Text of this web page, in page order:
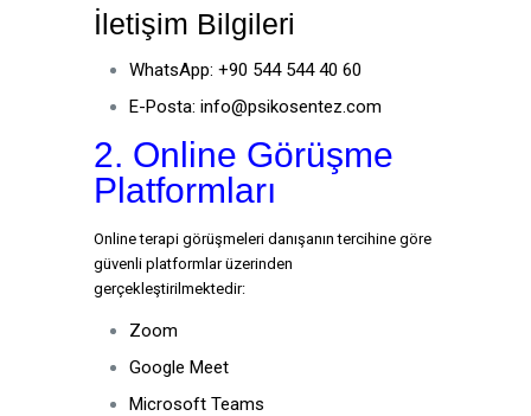
İletişim Bilgileri
WhatsApp: +90 544 544 40 60
E-Posta: info@psikosentez.com
2. Online Görüşme
Platformları
Online terapi görüşmeleri danışanın tercihine göre
güvenli platformlar üzerinden
gerçekleştirilmektedir:
Zoom
Google Meet
Microsoft Teams